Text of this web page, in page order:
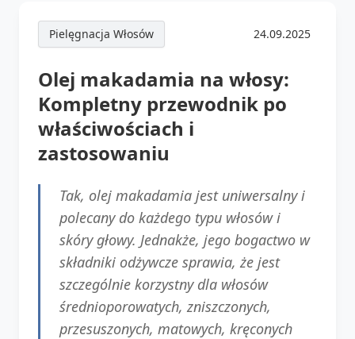
Pielęgnacja Włosów 24.09.2025
Olej makadamia na włosy:
Kompletny przewodnik po
właściwościach i
zastosowaniu
Tak, olej makadamia jest uniwersalny i
polecany do każdego typu włosów i
skóry głowy. Jednakże, jego bogactwo w
składniki odżywcze sprawia, że jest
szczególnie korzystny dla włosów
średnioporowatych, zniszczonych,
przesuszonych, matowych, kręconych